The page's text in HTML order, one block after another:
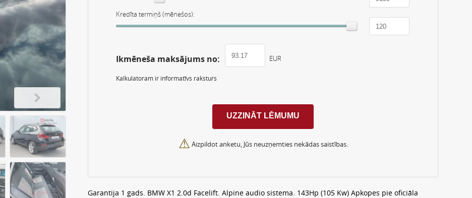
Kredīta termiņš (mēnešos):
Ikmēneša maksājums no: EUR
Kalkulatoram ir informatīvs raksturs
⚠ Aizpildot anketu, Jūs neuzņemties nekādas saistības.
Garantija 1 gads. BMW X1 2.0d Facelift. Alpine audio sistema. 143Hp (105 Kw) Apkopes pie oficiāla